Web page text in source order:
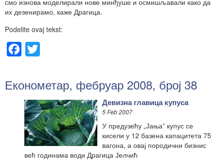
их дезенирамо, каже Драгица.
Podelite ovaj tekst:
Facebook
Економетар, фебруар 2008, број 38
Девизна главица купуса
5 Feb 2007
У предузећу „Јања” купус се
кисели у 12 базена капацитета 75
вагона, а овај породични бизнис
већ годинама води Драгица Јелчић